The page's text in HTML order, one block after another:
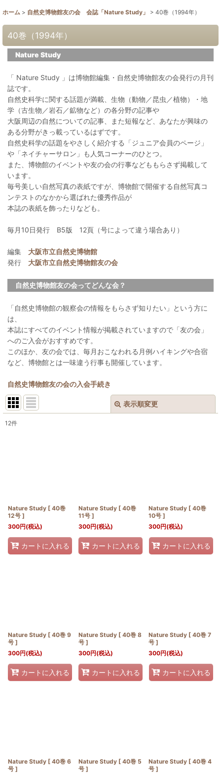
ホーム > 自然史博物館友の会 会誌「Nature Study」 > 40巻（1994年）
40巻（1994年）
Nature Study
「 Nature Study 」は博物館編集・自然史博物館友の会発行の月刊
誌です。
自然史科学に関する話題が満載、生物（動物／昆虫／植物）・地
学（古生物／岩石／鉱物など）の各分野の記事や
大阪周辺の自然についての記事、また短報など、あなたが興味の
ある分野がきっ載っているはずです。
自然史科学の話題をやさしく紹介する「ジュニア会員のページ」
や「ネイチャーサロン」も人気コーナーのひとつ。
また、博物館のイベントや友の会の行事などももらさず掲載して
います。
毎号美しい自然写真の表紙ですが、博物館で開催する自然写真コ
ンテストのなかから選ばれた優秀作品が
本誌の表紙を飾ったりなども。
毎月10日発行 B5版 12頁（号によって違う場合あり）
編集 大阪市立自然史博物館
発行 大阪市立自然史博物館友の会
自然史博物館友の会ってどんな会？
「自然史博物館の観察会の情報をもらさず知りたい」という方に
は、
本誌にすべてのイベント情報が掲載されていますので「友の会」
へのご入会がおすすめです。
このほか、友の会では、毎月おこなわれる月例ハイキングや合宿
など、博物館とは一味違う行事も開催しています。
自然史博物館友の会の入会手続き
表示順変更
12件
Nature Study [ 40巻
12号 ]
300円(税込)
カートに入れる
Nature Study [ 40巻
11号 ]
300円(税込)
カートに入れる
Nature Study [ 40巻
10号 ]
300円(税込)
カートに入れる
Nature Study [ 40巻 9
号 ]
300円(税込)
カートに入れる
Nature Study [ 40巻 8
号 ]
300円(税込)
カートに入れる
Nature Study [ 40巻 7
号 ]
300円(税込)
カートに入れる
Nature Study [ 40巻 6
号 ]
Nature Study [ 40巻 5
号 ]
Nature Study [ 40巻 4
号 ]